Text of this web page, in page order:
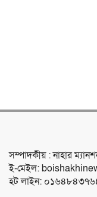
সম্পাদকীয় : নাহার
ই-মেইল:
হট লাইন: